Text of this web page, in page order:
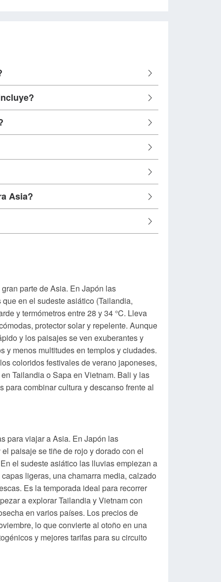
Asia?
parte de Asia. En Japón las
en el sudeste asiático (Tailandia,
y termómetros entre 28 y 34 °C. Lleva
protector solar y repelente. Aunque
y los paisajes se ven exuberantes y
y menos multitudes en templos y ciudades.
coloridos festivales de verano japoneses,
Tailandia o Sapa en Vietnam. Bali y las
combinar cultura y descanso frente al
para viajar a Asia. En Japón las
paisaje se tiñe de rojo y dorado con el
el sudeste asiático las lluvias empiezan a
ligeras, una chamarra media, calzado
Es la temporada ideal para recorrer
a explorar Tailandia y Vietnam con
en varios países. Los precios de
lo que convierte al otoño en una
y mejores tarifas para su circuito